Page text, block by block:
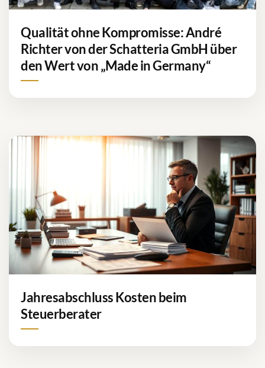
Qualität ohne Kompromisse: André
Richter von der Schatteria GmbH über
den Wert von „Made in Germany“
Jahresabschluss Kosten beim
Steuerberater